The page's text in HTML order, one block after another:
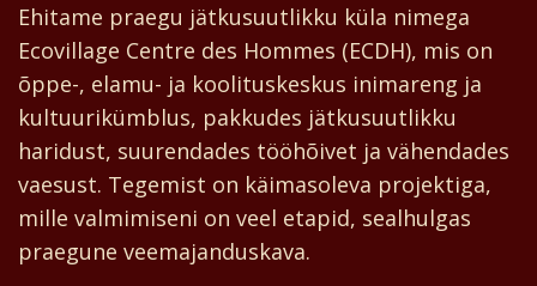
Ehitame praegu jätkusuutlikku küla nimega
Ecovillage Centre des Hommes (ECDH), mis on
õppe-, elamu- ja koolituskeskus inimareng ja
kultuurikümblus, pakkudes jätkusuutlikku
haridust, suurendades tööhõivet ja vähendades
vaesust. Tegemist on käimasoleva projektiga,
mille valmimiseni on veel etapid, sealhulgas
praegune veemajanduskava.